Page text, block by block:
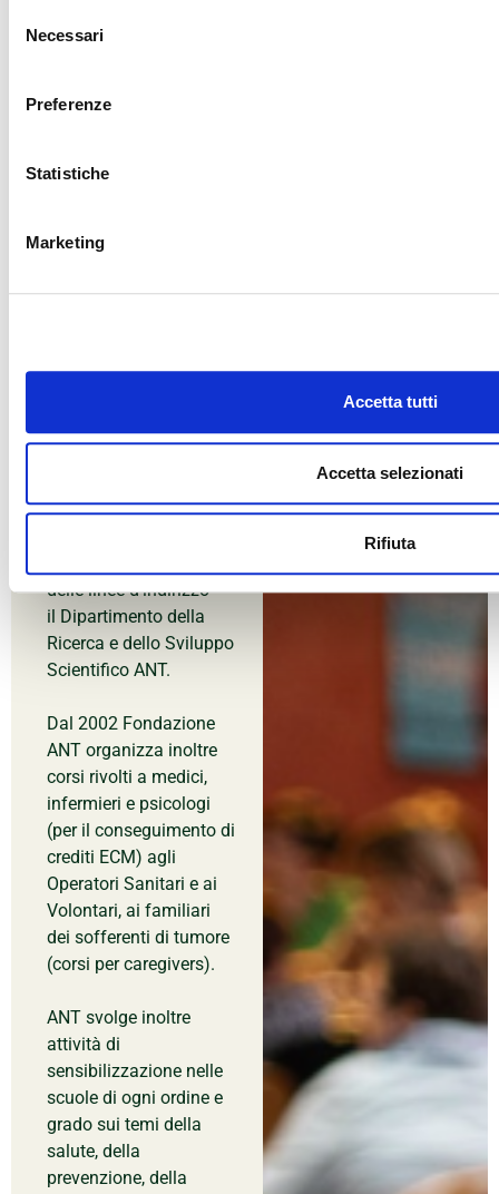
delNecessari
Preferenze
Statistiche
Marketing
Accetta tutti
Accetta selezionati
Rifiuta
Nato nel 2003 sotto la
spetta il compito di
delle linee d’indirizzo –
il Dipartimento della
Ricerca e dello Sviluppo
Scientifico ANT.
Dal 2002 Fondazione
ANT organizza inoltre
corsi rivolti a medici,
infermieri e psicologi
(per il conseguimento di
crediti ECM) agli
Operatori Sanitari e ai
Volontari, ai familiari
dei sofferenti di tumore
(corsi per caregivers).
ANT svolge inoltre
attività di
sensibilizzazione nelle
scuole di ogni ordine e
grado sui temi della
salute, della
prevenzione, della